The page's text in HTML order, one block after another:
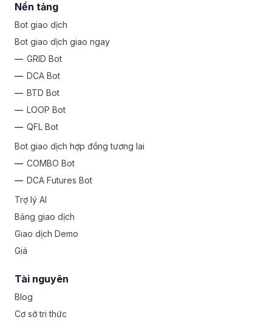
Nền tảng
Bot giao dịch
Bot giao dịch giao ngay
GRID Bot
DCA Bot
BTD Bot
LOOP Bot
QFL Bot
Bot giao dịch hợp đồng tương lai
COMBO Bot
DCA Futures Bot
Trợ lý AI
Bảng giao dịch
Giao dịch Demo
Giá
Tài nguyên
Blog
Cơ sở tri thức